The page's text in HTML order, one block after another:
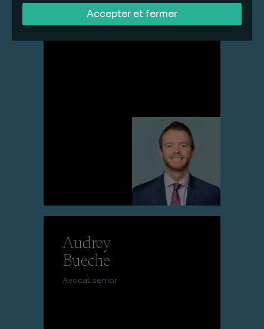
Vibert
Counsel
Audrey
Bueche
Avocat senior
Accepter et fermer